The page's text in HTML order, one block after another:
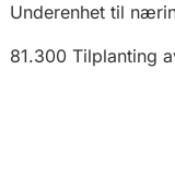
Underenhet til
81.300 Tilplanting